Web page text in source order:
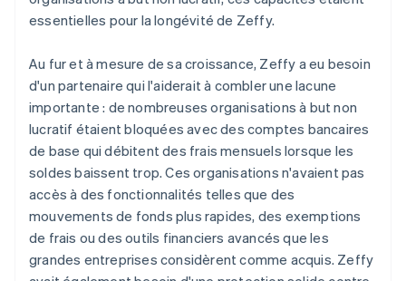
essentielles pour la longévité de Zeffy.
Au fur et à mesure de sa croissance, Zeffy a eu besoin
d'un partenaire qui l'aiderait à combler une lacune
importante : de nombreuses organisations à but non
lucratif étaient bloquées avec des comptes bancaires
de base qui débitent des frais mensuels lorsque les
soldes baissent trop. Ces organisations n'avaient pas
accès à des fonctionnalités telles que des
mouvements de fonds plus rapides, des exemptions
de frais ou des outils financiers avancés que les
grandes entreprises considèrent comme acquis. Zeffy